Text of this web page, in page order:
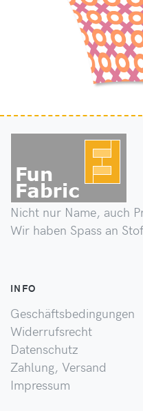
Nicht nur Name, auch
Wir haben Spass an
INFO
Geschäftsbedingungen
Widerrufsrecht
Datenschutz
Zahlung, Versand
Impressum